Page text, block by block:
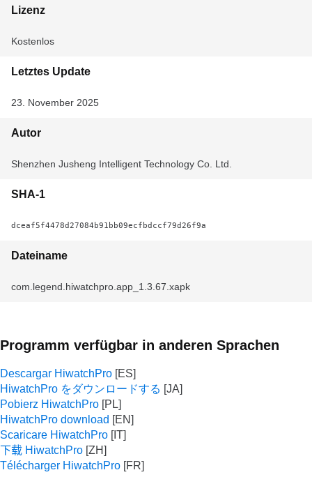
Lizenz
Kostenlos
Letztes Update
23. November 2025
Autor
Shenzhen Jusheng Intelligent Technology Co. Ltd.
SHA-1
dceaf5f4478d27084b91bb09ecfbdccf79d26f9a
Dateiname
com.legend.hiwatchpro.app_1.3.67.xapk
Programm verfügbar in anderen Sprachen
Descargar HiwatchPro
HiwatchPro をダウンロードする
Pobierz HiwatchPro
HiwatchPro download
Scaricare HiwatchPro
下载 HiwatchPro
Télécharger HiwatchPro